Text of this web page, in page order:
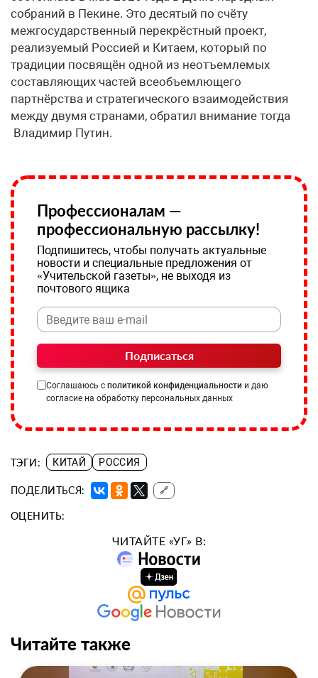
собраний в Пекине. Это десятый по счёту
межгосударственный перекрёстный проект,
реализуемый Россией и Китаем, который по
традиции посвящён одной из неотъемлемых
составляющих частей всеобъемлющего
партнёрства и стратегического взаимодействия
между двумя странами, обратил внимание тогда
Владимир Путин.
Профессионалам —
профессиональную рассылку!
Подпишитесь, чтобы получать актуальные
новости и специальные предложения от
«Учительской газеты», не выходя из
почтового ящика
Подписаться
Соглашаюсь с политикой конфиденциальности и даю
согласие на обработку персональных данных
ТЭГИ: КИТАЙ РОССИЯ
ПОДЕЛИТЬСЯ: 🔗
ОЦЕНИТЬ:
ЧИТАЙТЕ «УГ» В:
Читайте также